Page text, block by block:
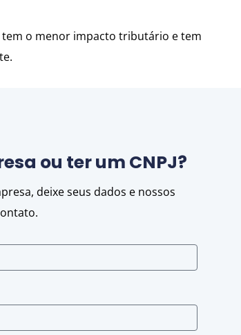
tem o menor impacto tributário e tem
ou ter um CNPJ?
deixe seus dados e nossos